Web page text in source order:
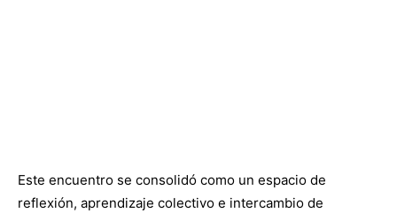
Este encuentro se consolidó como un espacio de
reflexión, aprendizaje colectivo e intercambio de